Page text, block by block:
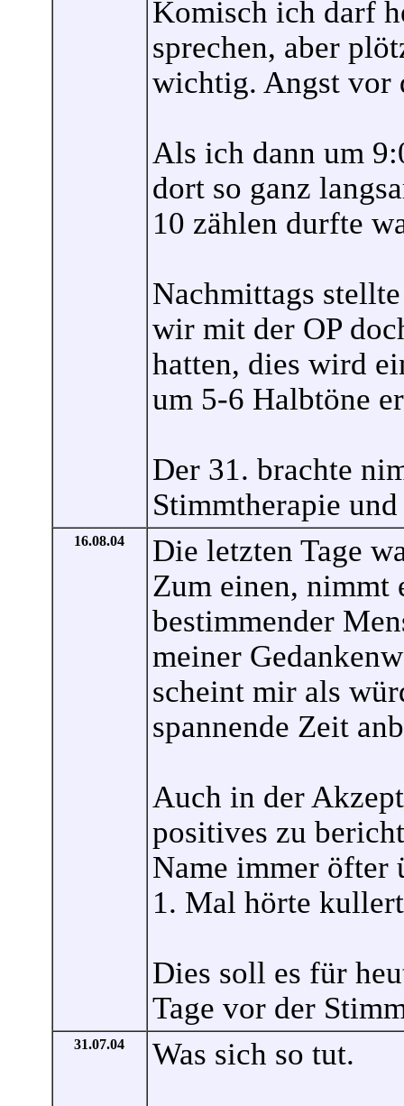
Komisch ich darf
sprechen, aber
wichtig. Angst vor
Als ich dann um
dort so ganz
10 zählen durfte
Nachmittags
wir mit der OP
hatten, dies wird
um 5-6 Halbtöne
Der 31. brachte
Stimmtherapie und
16.08.04
Die letzten Tage
Zum einen, nimmt
bestimmender
meiner
scheint mir als
spannende Zeit
Auch in der
positives zu
Name immer öfter
1. Mal hörte
Dies soll es für
Tage vor der
31.07.04 Was sich so tut.